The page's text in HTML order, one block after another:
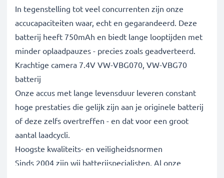
In tegenstelling tot veel concurrenten zijn onze
accucapaciteiten waar, echt en gegarandeerd. Deze
batterij heeft 750mAh en biedt lange looptijden met
minder oplaadpauzes - precies zoals geadverteerd.
Krachtige camera 7.4V VW-VBG070, VW-VBG70
batterij
Onze accus met lange levensduur leveren constant
hoge prestaties die gelijk zijn aan je originele batterij
of deze zelfs overtreffen - en dat voor een groot
aantal laadcycli.
Hoogste kwaliteits- en veiligheidsnormen
Sinds 2004 zijn wij batterijspecialisten. Al onze